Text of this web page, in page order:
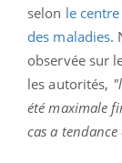
selon le
des maladies.
observée sur
les autorités,
été maximale
cas a